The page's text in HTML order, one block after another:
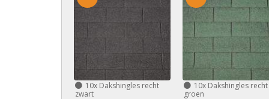
10x Dakshingles recht
zwart
10xDakshingles recht
groen